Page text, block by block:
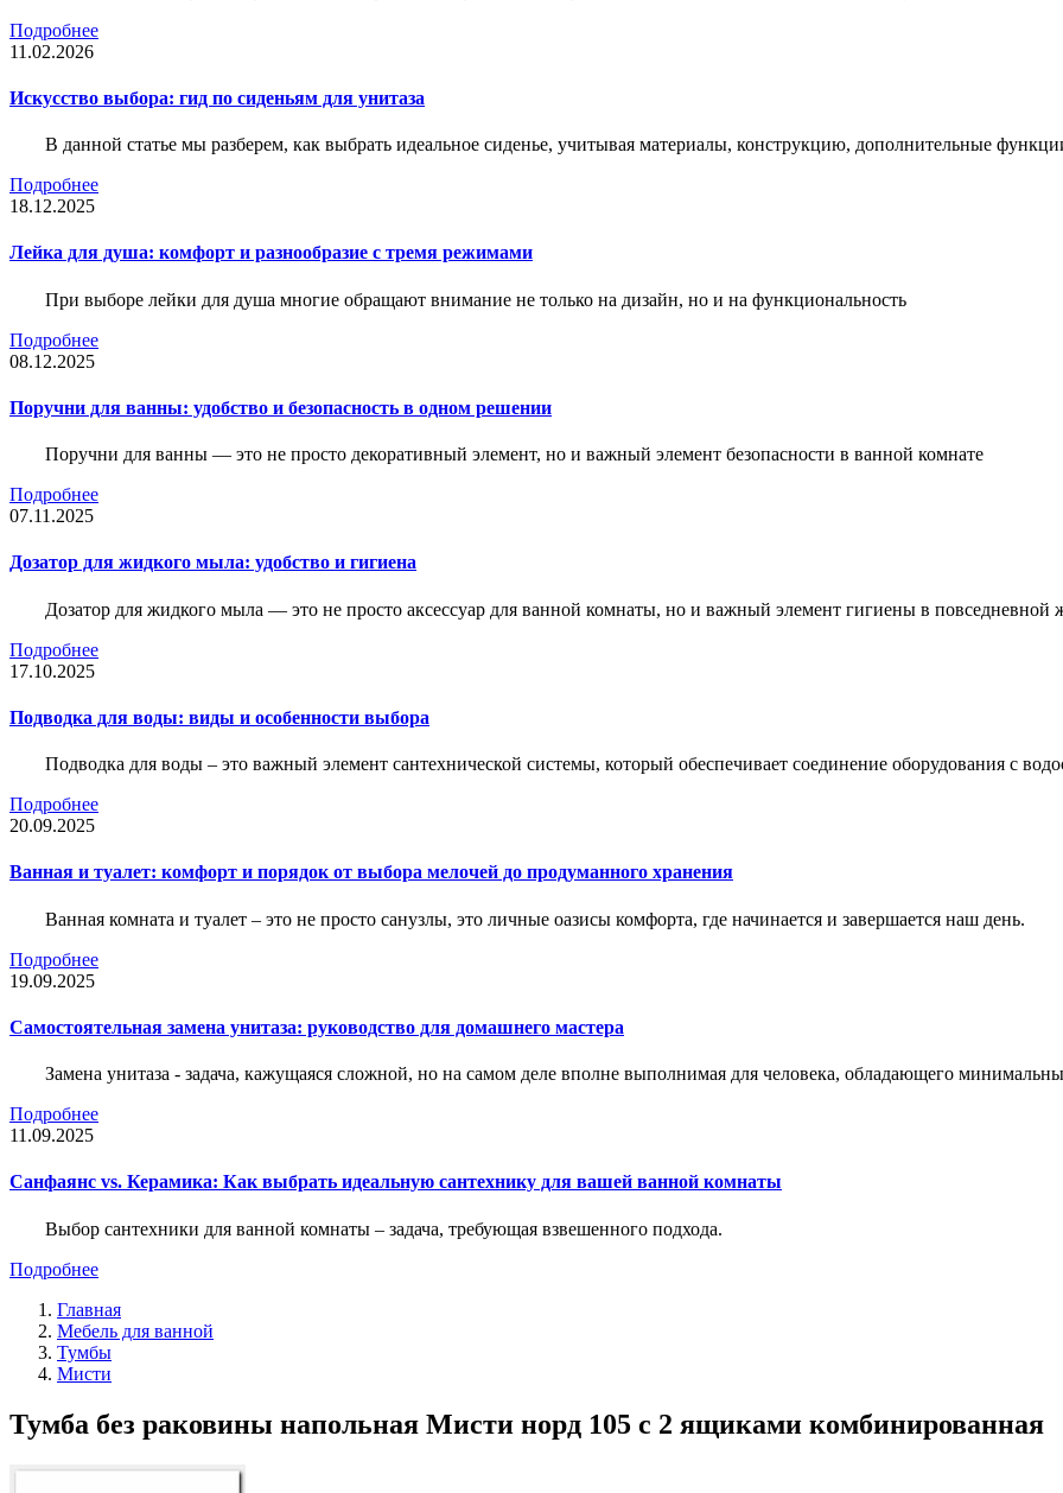
Подробнее
11.02.2026
Искусство выбора: гид по сиденьям для унитаза
В данной статье мы разберем, как выбрать идеальное сиденье, учитывая материалы, конструкцию, дополнительные
Подробнее
18.12.2025
Лейка для душа: комфорт и разнообразие с тремя режимами
При выборе лейки для душа многие обращают внимание не только на дизайн, но и на функциональность
Подробнее
08.12.2025
Поручни для ванны: удобство и безопасность в одном решении
Поручни для ванны — это не просто декоративный элемент, но и важный элемент безопасности в ванной комнате
Подробнее
07.11.2025
Дозатор для жидкого мыла: удобство и гигиена
Дозатор для жидкого мыла — это не просто аксессуар для ванной комнаты, но и важный элемент гигиены в повседневной
Подробнее
17.10.2025
Подводка для воды: виды и особенности выбора
Подводка для воды – это важный элемент сантехнической системы, который обеспечивает соединение оборудования с
Подробнее
20.09.2025
Ванная и туалет: комфорт и порядок от выбора мелочей до продуманного хранения
Ванная комната и туалет – это не просто санузлы, это личные оазисы комфорта, где начинается и завершается наш день.
Подробнее
19.09.2025
Самостоятельная замена унитаза: руководство для домашнего мастера
Замена унитаза - задача, кажущаяся сложной, но на самом деле вполне выполнимая для человека, обладающего
Подробнее
11.09.2025
Санфаянс vs. Керамика: Как выбрать идеальную сантехнику для вашей ванной комнаты
Выбор сантехники для ванной комнаты – задача, требующая взвешенного подхода.
Подробнее
Главная
Мебель для ванной
Тумбы
Мисти
Тумба без раковины напольная Мисти норд 105 с 2 ящиками комбинированная